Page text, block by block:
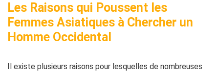
Les Raisons qui Poussent les
Femmes Asiatiques à Chercher un
Homme Occidental
Il existe plusieurs raisons pour lesquelles de nombreuses